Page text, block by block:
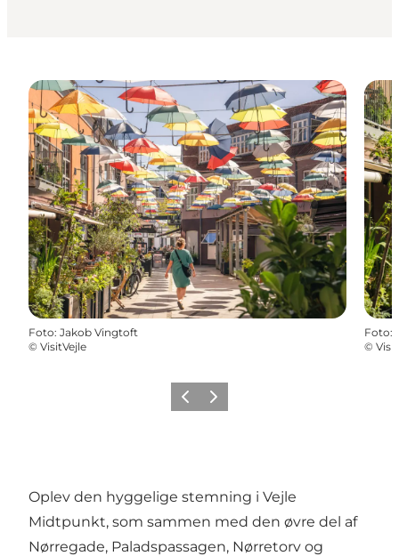
Foto: Jakob Vingtoft
© VisitVejle
Foto:
©
ForrigeNæste
Oplev den hyggelige stemning i Vejle
Midtpunkt, som sammen med den øvre del af
Nørregade, Paladspassagen, Nørretorv og